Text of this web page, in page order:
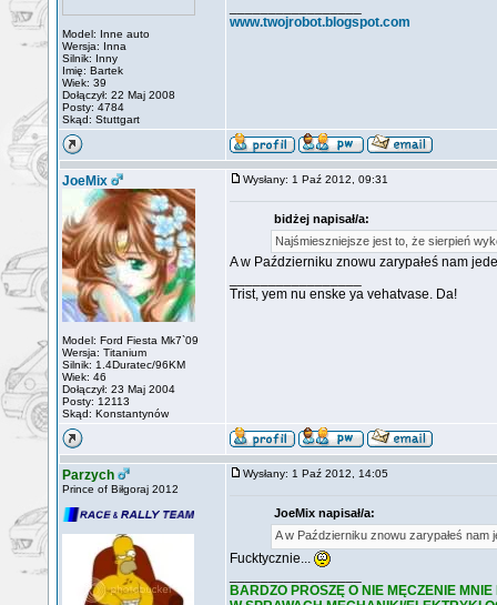
Model: Inne auto
Wersja: Inna
Silnik: Inny
Imię: Bartek
Wiek: 39
Dołączył: 22 Maj 2008
Posty: 4784
Skąd: Stuttgart
www.twojrobot.blogspot.com
JoeMix
Model: Ford Fiesta Mk7`09
Wersja: Titanium
Silnik: 1.4Duratec/96KM
Wiek: 46
Dołączył: 23 Maj 2004
Posty: 12113
Skąd: Konstantynów
Wysłany: 1 Paź 2012, 09:31
bidżej napisał/a:
Najśmieszniejsze jest to, że sierpień
A w Październiku znowu zarypałeś nam
Trist, yem nu enske ya vehatvase. Da!
Parzych
Prince of Biłgoraj 2012
Wysłany: 1 Paź 2012, 14:05
JoeMix napisał/a:
A w Październiku znowu zarypałeś nam
Fucktycznie...
BARDZO PROSZĘ O NIE MĘCZENIE